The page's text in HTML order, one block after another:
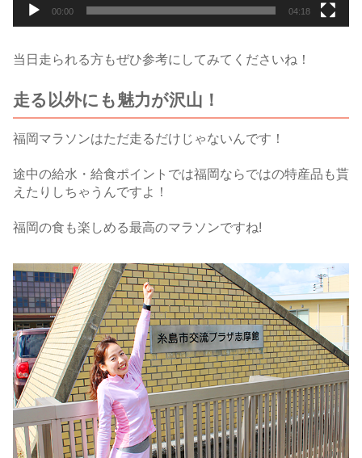
00:00 04:18
当日走られる方もぜひ参考にしてみてくださいね！
走る以外にも魅力が沢山！
福岡マラソンはただ走るだけじゃないんです！
途中の給水・給食ポイントでは福岡ならではの特産品も貰
えたりしちゃうんですよ！
福岡の食も楽しめる最高のマラソンですね!